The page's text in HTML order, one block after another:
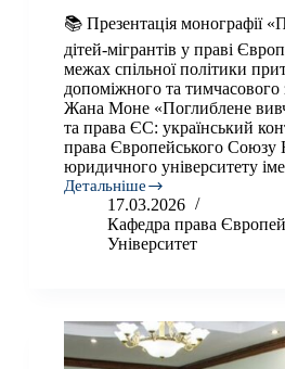
📚 Презентація монографії
дітей-мігрантів у праві
межах спільної політики
допоміжного та тимчасового
Жана Моне «Поглиблене
та права ЄС: український
права Європейського Союзу
юридичного університету
Детальніше
Презентація
монографії17.03.2026
Кафедра права
Університет